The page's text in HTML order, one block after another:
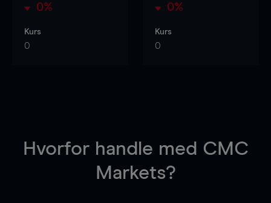
0%
Kurs
0
0%
Kurs
0
Hvorfor handle med CMC
Markets?